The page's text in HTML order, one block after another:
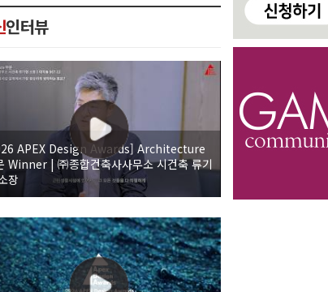
인터뷰
APEX Design Awards] Architecture
Winner | ㈜종합건축사사무소 시건축 류기
장